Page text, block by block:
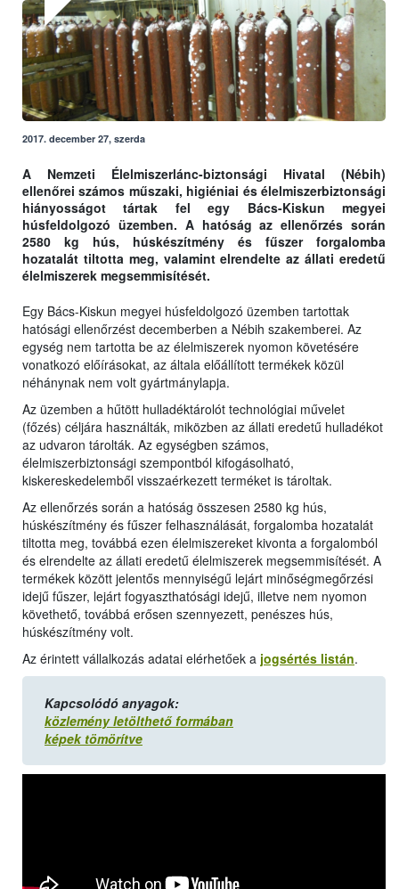
2017. december 27, szerda
A Nemzeti Élelmiszerlánc-biztonsági Hivatal (Nébih)
ellenőrei számos műszaki, higiéniai és élelmiszerbiztonsági
hiányosságot tártak fel egy Bács-Kiskun megyei
húsfeldolgozó üzemben. A hatóság az ellenőrzés során
2580 kg hús, húskészítmény és fűszer forgalomba
hozatalát tiltotta meg, valamint elrendelte az állati eredetű
élelmiszerek megsemmisítését.
Egy Bács-Kiskun megyei húsfeldolgozó üzemben tartottak
hatósági ellenőrzést decemberben a Nébih szakemberei. Az
egység nem tartotta be az élelmiszerek nyomon követésére
vonatkozó előírásokat, az általa előállított termékek közül
néhánynak nem volt gyártmánylapja.
Az üzemben a hűtött hulladéktárolót technológiai művelet
(főzés) céljára használták, miközben az állati eredetű hulladékot
az udvaron tárolták. Az egységben számos,
élelmiszerbiztonsági szempontból kifogásolható,
kiskereskedelemből visszaérkezett terméket is tároltak.
Az ellenőrzés során a hatóság összesen 2580 kg hús,
húskészítmény és fűszer felhasználását, forgalomba hozatalát
tiltotta meg, továbbá ezen élelmiszereket kivonta a forgalomból
és elrendelte az állati eredetű élelmiszerek megsemmisítését. A
termékek között jelentős mennyiségű lejárt minőségmegőrzési
idejű fűszer, lejárt fogyaszthatósági idejű, illetve nem nyomon
követhető, továbbá erősen szennyezett, penészes hús,
húskészítmény volt.
Az érintett vállalkozás adatai elérhetőek a jogsértés listán.
Kapcsolódó anyagok:
közlemény letölthető formában
képek tömörítve